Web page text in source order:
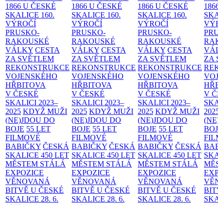
1866 U ČESKÉ
SKALICE 160.
VÝROČÍ
PRUSKO-
RAKOUSKÉ
VÁLKY CESTA
ZA SVĚTLEM
REKONSTRUKCE
VOJENSKÉHO
HŘBITOVA
V ČESKÉ
SKALICI 2023–
2025 KDYŽ MUŽI
(NE)JDOU DO
BOJE 55 LET
FILMOVÉ
BABIČKY ČESKÁ
SKALICE 450 LET
MĚSTEM STÁLÁ
EXPOZICE
VĚNOVANÁ
BITVĚ U ČESKÉ
SKALICE 28. 6.
1866 U ČESKÉ
SKALICE 160.
VÝROČÍ
PRUSKO-
RAKOUSKÉ
VÁLKY CESTA
ZA SVĚTLEM
REKONSTRUKCE
VOJENSKÉHO
HŘBITOVA
V ČESKÉ
SKALICI 2023–
2025 KDYŽ MUŽI
(NE)JDOU DO
BOJE 55 LET
FILMOVÉ
BABIČKY ČESKÁ
SKALICE 450 LET
MĚSTEM STÁLÁ
EXPOZICE
VĚNOVANÁ
BITVĚ U ČESKÉ
SKALICE 28. 6.
1866 U ČESKÉ
SKALICE 160.
VÝROČÍ
PRUSKO-
RAKOUSKÉ
VÁLKY CESTA
ZA SVĚTLEM
REKONSTRUKCE
VOJENSKÉHO
HŘBITOVA
V ČESKÉ
SKALICI 2023–
2025 KDYŽ MUŽI
(NE)JDOU DO
BOJE 55 LET
FILMOVÉ
BABIČKY ČESKÁ
SKALICE 450 LET
MĚSTEM STÁLÁ
EXPOZICE
VĚNOVANÁ
BITVĚ U ČESKÉ
SKALICE 28. 6.
ZA
V